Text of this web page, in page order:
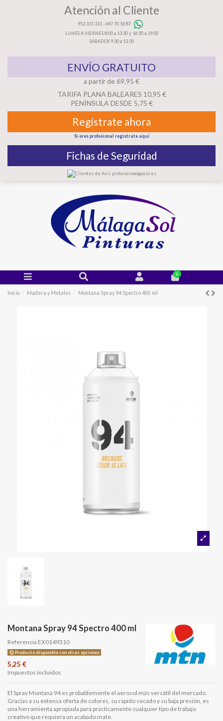
Atención al Cliente
952 331 331 -647 70 56 87
LUNES A VIERNES 8:00 a 13:30 y 16:30 a 19:00
SÁBADOS 9:30 a 13:30
ENVÍO GRATUITO
a partir de 69,95 €
TARIFA PLANA BALEARES 10,95 €
PENÍNSULA DESDE 5,75 €
Regístrate ahora
Si eres profesional registrate aquí
Fichas de Seguridad
0
Inicio Madera y Metales Montana Spray 94 Spectro 400 ml
Montana Spray 94 Spectro 400 ml
Referencia EX0149310
Producto disponible con otras opciones
5,25 €
Impuestos incluidos
El Spray Montana 94 es probablemente el aerosol más versátil del mercado.
Gracias a su extensa oferta de colores, su rápido secado y su baja presión, es
una herramienta apropiada para prácticamente cualquier tipo de trabajo
creativo que requiera un acabado mate.